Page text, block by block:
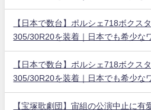
【日本で数台】ポルシェ718ボクス
305/30R20を装着｜日本でも希少な
【日本で数台】ポルシェ718ボクス
305/30R20を装着｜日本でも希少な
【宝塚歌劇団】宙組の公演中止に有